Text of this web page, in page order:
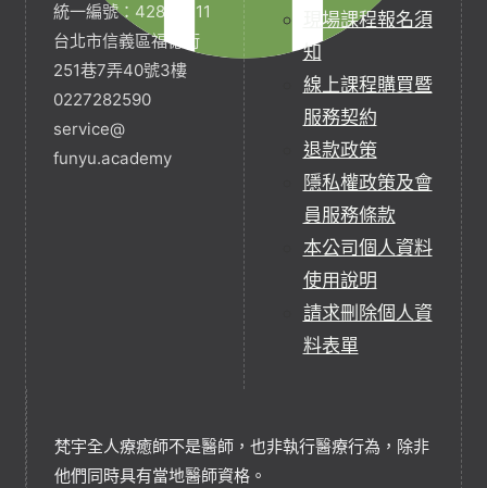
統一編號：42854211
台北市信義區福德街
251巷7弄40號3樓
0227282590
service@
funyu.academy
現場課程報名須
知
線上課程購買暨
服務契約
退款政策
隱私權政策及會
員服務條款
本公司個人資料
使用說明
請求刪除個人資
料表單
梵宇全人療癒師不是醫師，也非執行醫療行為，除非
他們同時具有當地醫師資格。